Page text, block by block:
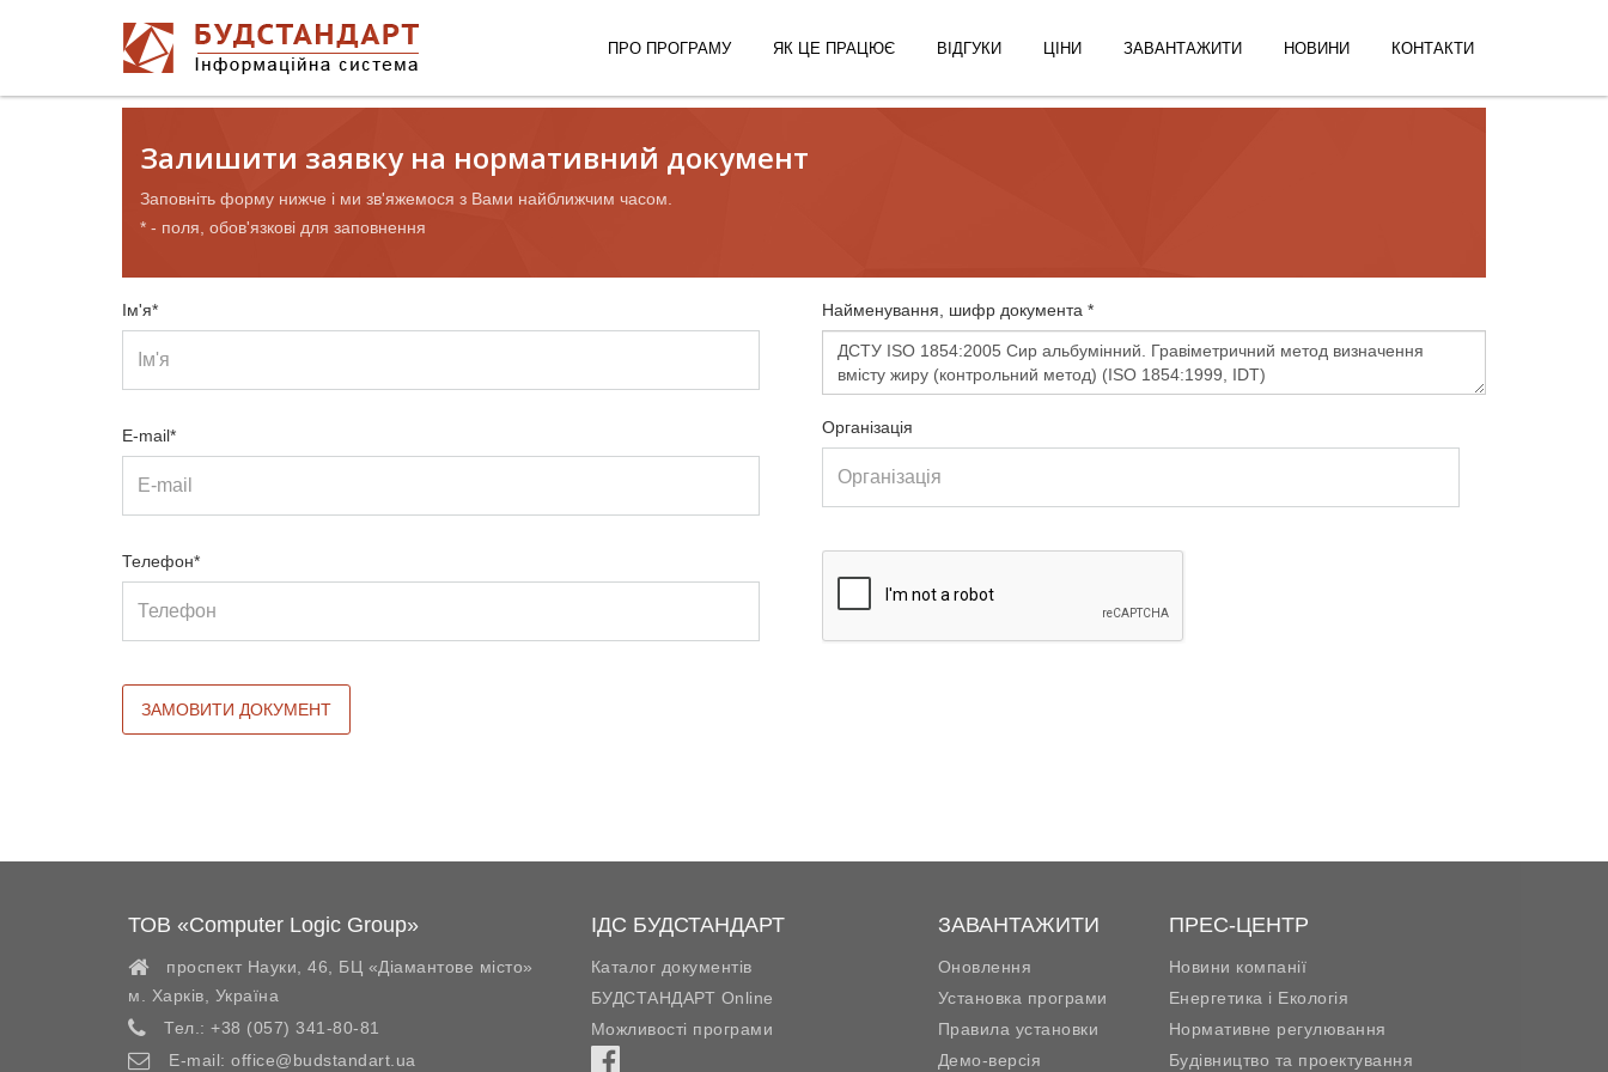
ПРО ПРОГРАМУ ЯК ЦЕ ПРАЦЮЄ ВІДГУКИ ЦІНИ ЗАВАНТАЖИТИ НОВИНИ КОНТАКТИ
Залишити заявку на нормативний документ
Заповніть форму нижче і ми зв'яжемося з Вами найближчим часом.
* - поля, обов'язкові для заповнення
Ім'я*
E-mail*
Телефон*
Найменування, шифр документа *
Організація
ТОВ «Computer Logic Group»
проспект Науки, 46, БЦ «Діамантове місто»
м. Харків
Україна
Тел.: +38 (057) 341-80-81
E-mail: office@budstandart.ua
ІДС БУДСТАНДАРТ
Каталог документів
БУДСТАНДАРТ Online
Можливості програми
ЗАВАНТАЖИТИ
Оновлення
Установка програми
Правила установки
Демо-версія
ПРЕС-ЦЕНТР
Новини компанії
Енергетика і Екологія
Нормативне регулювання
Будівництво та проектування